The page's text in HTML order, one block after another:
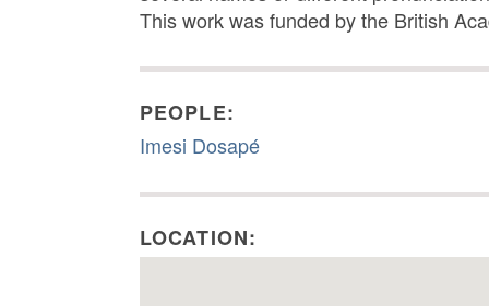
This work was funded by the British
PEOPLE:
Imesi Dosapé
LOCATION: